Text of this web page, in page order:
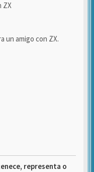
ZX
un amigo con ZX.
representa o